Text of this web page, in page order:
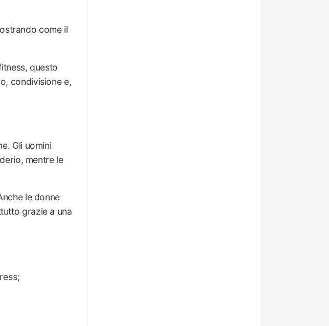
come il
questo
condivisione e,
Gli uomini
mentre le
le donne
grazie a una